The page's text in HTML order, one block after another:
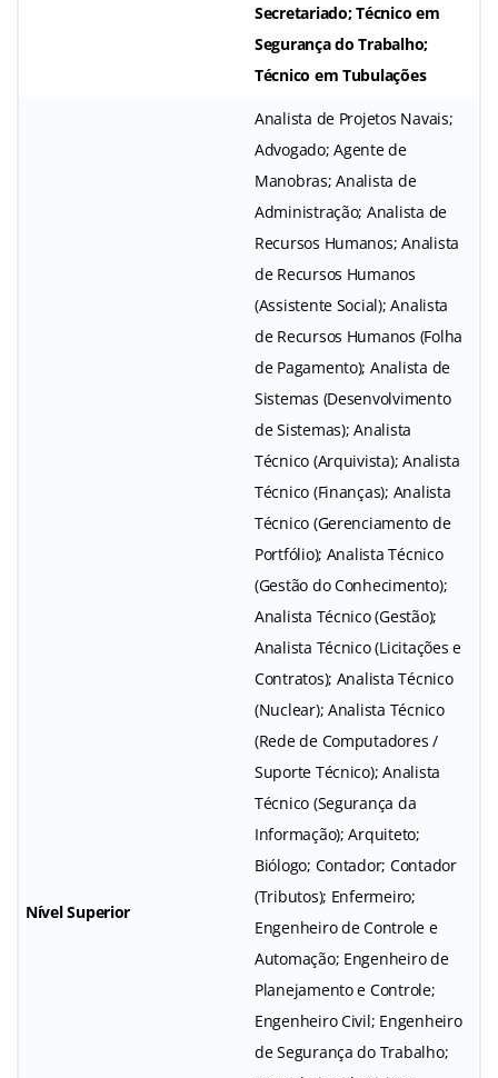
Secretariado; Técnico em
Segurança do Trabalho;
Técnico em Tubulações
Nível Superior
Analista de Projetos Navais;
Advogado; Agente de
Manobras; Analista de
Administração; Analista de
Recursos Humanos; Analista
de Recursos Humanos
(Assistente Social); Analista
de Recursos Humanos (Folha
de Pagamento); Analista de
Sistemas (Desenvolvimento
de Sistemas); Analista
Técnico (Arquivista); Analista
Técnico (Finanças); Analista
Técnico (Gerenciamento de
Portfólio); Analista Técnico
(Gestão do Conhecimento);
Analista Técnico (Gestão);
Analista Técnico (Licitações e
Contratos); Analista Técnico
(Nuclear); Analista Técnico
(Rede de Computadores /
Suporte Técnico); Analista
Técnico (Segurança da
Informação); Arquiteto;
Biólogo; Contador; Contador
(Tributos); Enfermeiro;
Engenheiro de Controle e
Automação; Engenheiro de
Planejamento e Controle;
Engenheiro Civil; Engenheiro
de Segurança do Trabalho;